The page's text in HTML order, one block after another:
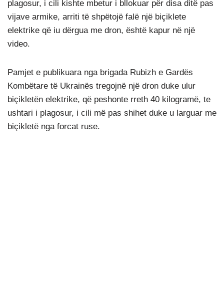
plagosur, i cili kishte mbetur i bllokuar për disa ditë pas
vijave armike, arriti të shpëtojë falë një biçiklete
elektrike që iu dërgua me dron, është kapur në një
video.
Pamjet e publikuara nga brigada Rubizh e Gardës
Kombëtare të Ukrainës tregojnë një dron duke ulur
biçikletën elektrike, që peshonte rreth 40 kilogramë, te
ushtari i plagosur, i cili më pas shihet duke u larguar me
biçikletë nga forcat ruse.